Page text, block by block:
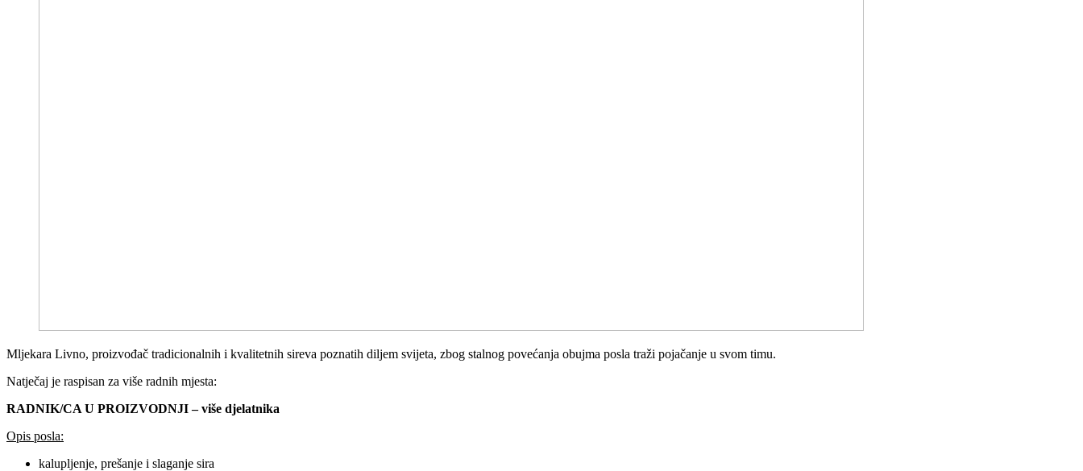
Mljekara Livno, proizvođač tradicionalnih i kvalitetnih sireva poznatih diljem svijeta, zbog stalnog povećanja obujma posla traži pojačanje u svom timu.
Natječaj je raspisan za više radnih mjesta:
RADNIK/CA U PROIZVODNJI – više djelatnika
Opis posla:
kalupljenje, prešanje i slaganje sira